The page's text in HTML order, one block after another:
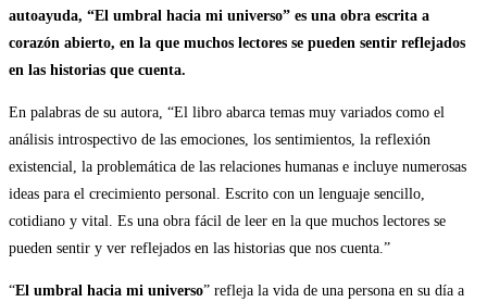
autoayuda, “El umbral hacia mi universo” es una obra escrita a
corazón abierto, en la que muchos lectores se pueden sentir reflejados
en las historias que cuenta.
En palabras de su autora, “El libro abarca temas muy variados como el
análisis introspectivo de las emociones, los sentimientos, la reflexión
existencial, la problemática de las relaciones humanas e incluye numerosas
ideas para el crecimiento personal. Escrito con un lenguaje sencillo,
cotidiano y vital. Es una obra fácil de leer en la que muchos lectores se
pueden sentir y ver reflejados en las historias que nos cuenta.”
“El umbral hacia mi universo” refleja la vida de una persona en su día a